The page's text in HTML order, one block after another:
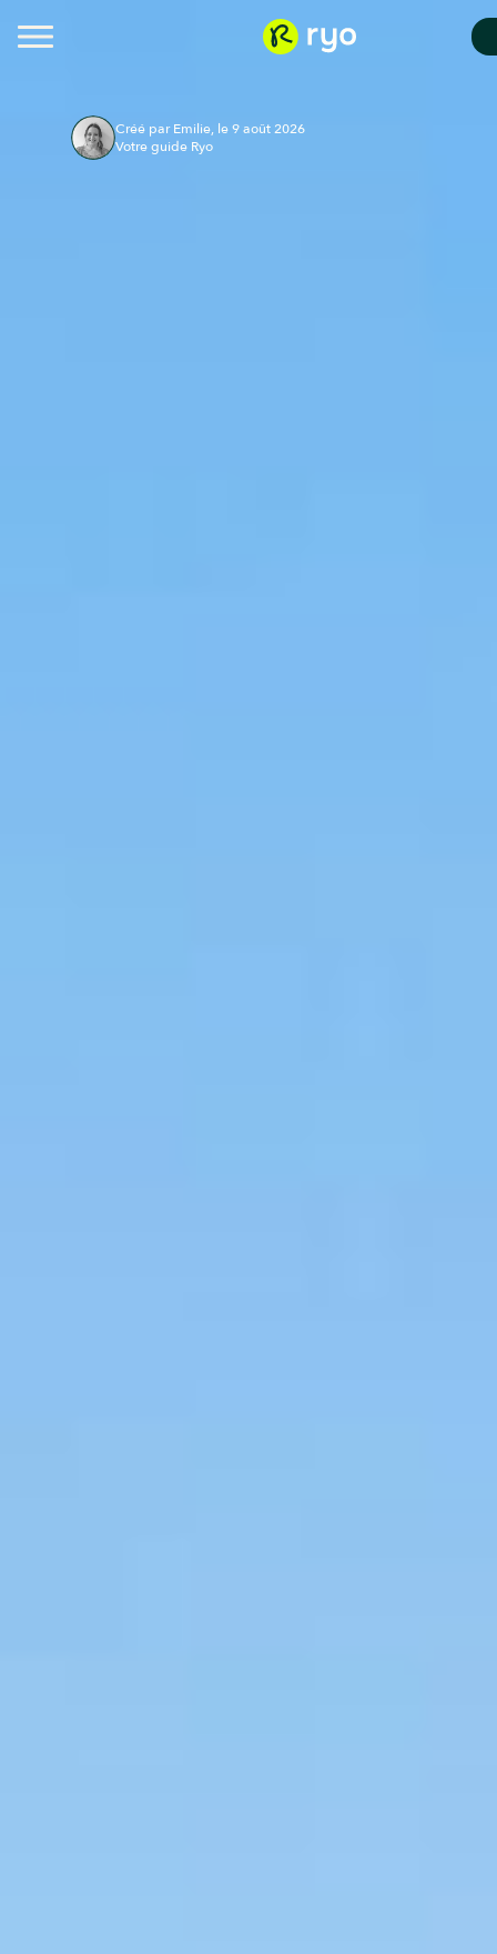
Créé par Emilie, le 9 août 2026
Votre guide Ryo